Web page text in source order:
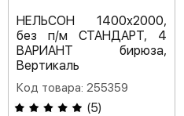
НЕЛЬСОН 1400х2000,
без п/м СТАНДАРТ, 4
ВАРИАНТ бирюза,
Вертикаль
Код товара: 255359
(5)